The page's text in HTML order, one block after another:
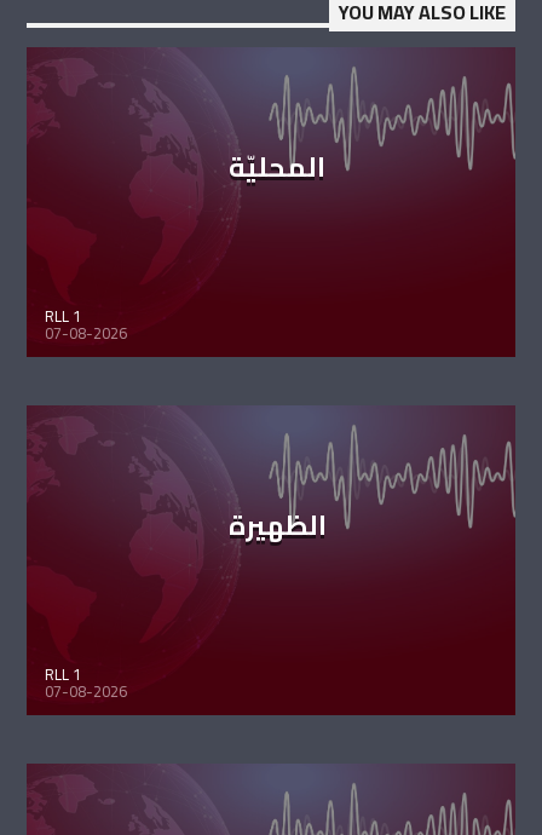
YOU MAY ALSO LIKE
المحليّة
RLL 1
07-08-2026
الظهيرة
RLL 1
07-08-2026